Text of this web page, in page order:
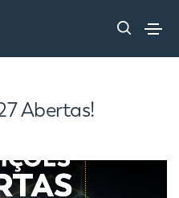
Abertas!